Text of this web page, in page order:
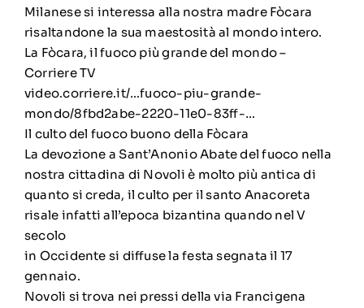
Milanese si interessa alla nostra madre Fòcara
risaltandone la sua maestosità al mondo intero.
La Fòcara, il fuoco più grande del mondo –
Corriere TV
video.corriere.it/…fuoco-piu-grande-
mondo/8fbd2abe-2220-11e0-83ff-…
Il culto del fuoco buono della Fòcara
La devozione a Sant’Anonio Abate del fuoco nella
nostra cittadina di Novoli è molto più antica di
quanto si creda, il culto per il santo Anacoreta
risale infatti all’epoca bizantina quando nel V
secolo
in Occidente si diffuse la festa segnata il 17
gennaio.
Novoli si trova nei pressi della via Francigena